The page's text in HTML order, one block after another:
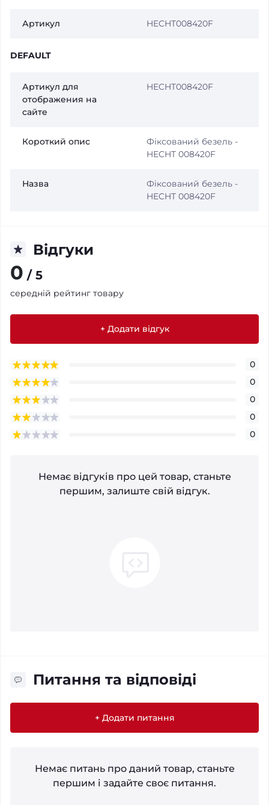
Артикул HECHT008420F
DEFAULT
Артикул для
отображения на
сайте
HECHT008420F
Короткий опис
Фіксований безель -
HECHT 008420F
Назва
Фіксований безель -
HECHT 008420F
Відгуки
0 / 5
середній рейтинг товару
+ Додати відгук
0
0
0
0
0
Немає відгуків про цей товар, станьте
першим, залиште свій відгук.
Питання та відповіді
+ Додати питання
Немає питань про даний товар, станьте
першим і задайте своє питання.